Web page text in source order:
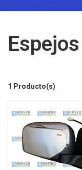
Espejos
1 Producto(s)